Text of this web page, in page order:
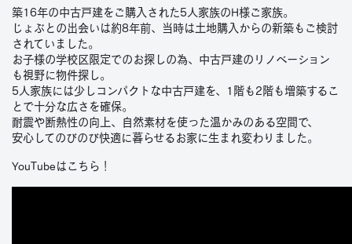
築16年の中古戸建をご購入された5人家族のH様ご家族。
じょぶとの出会いは約8年前、当時は土地購入からの新築もご検討
されていました。
お子様の学校区限定でのお探しの為、中古戸建のリノベーション
も視野に物件探し。
5人家族には少しコンパクトな中古戸建を、1階も2階も増築するこ
とで十分な広さを確保。
耐震や断熱性の向上、自然素材を使った温かみのある空間で、
安心してのびのび快適に暮らせるお家に生まれ変わりました。
YouTubeはこちら！